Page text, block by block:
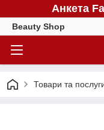
Анкета
Beauty Shop
Товари та